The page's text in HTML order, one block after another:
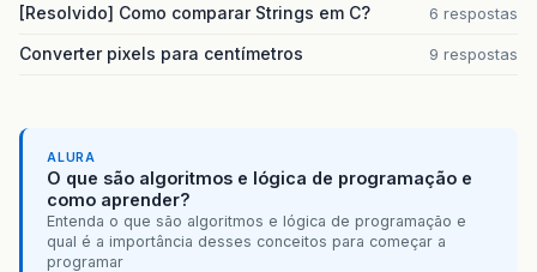
[Resolvido] Como comparar Strings em C? 6 respostas
Converter pixels para centímetros 9 respostas
ALURA
O que são algoritmos e lógica de programação e
como aprender?
Entenda o que são algoritmos e lógica de programação e
qual é a importância desses conceitos para começar a
programar